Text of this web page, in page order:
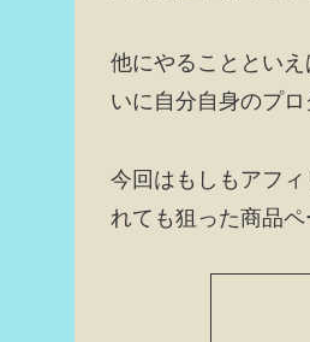
他にやることとい
いに自分自身のプ
今回はもしもアフ
れても狙った商品